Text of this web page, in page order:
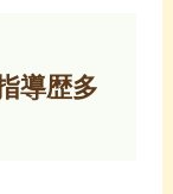
導歴多